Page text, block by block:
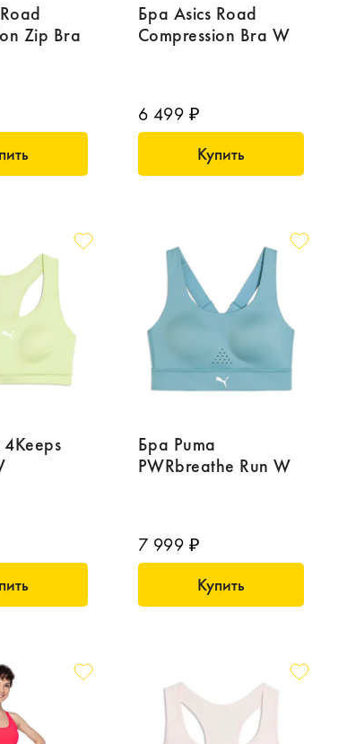
Zip Bra
Бра Asics Road
Compression Bra W
6 499 ₽
Купить
Бра Puma
PWRbreathe Run W
7 999 ₽
Купить